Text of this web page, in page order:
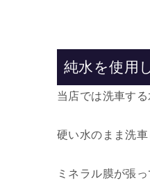
純水を使用
当店では洗車す
硬い水のまま洗
ミネラル膜が張